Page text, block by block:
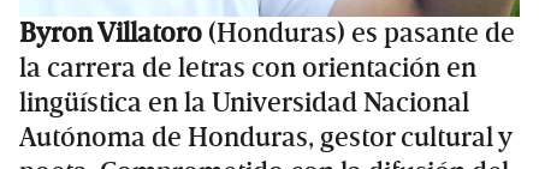
Byron Villatoro (Honduras) es pasante de
la carrera de letras con orientación en
lingüística en la Universidad Nacional
Autónoma de Honduras, gestor cultural y